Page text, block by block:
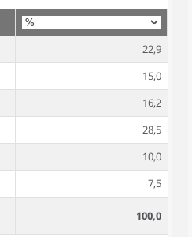
22,9
15,0
16,2
28,5
10,0
7,5
100,0